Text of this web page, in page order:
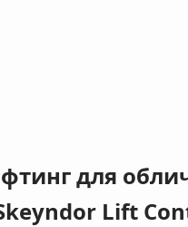
для
Lift